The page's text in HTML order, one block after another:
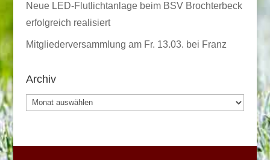
Neue LED-Flutlichtanlage beim BSV Brochterbeck
erfolgreich realisiert
Mitgliederversammlung am Fr. 13.03. bei Franz
Archiv
Archiv